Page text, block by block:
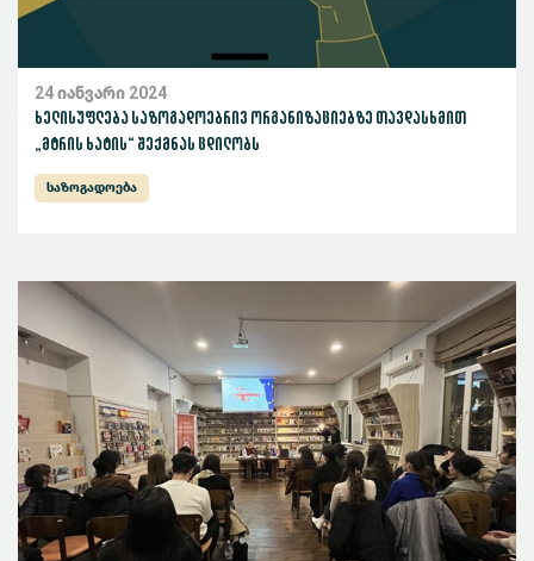
24 იანვარი 2024
ხელისუფლება საზოგადოებრივ ორგანიზაციებზე თავდასხმით
„მტრის ხატის“ შექმნას ცდილობს
საზოგადოება